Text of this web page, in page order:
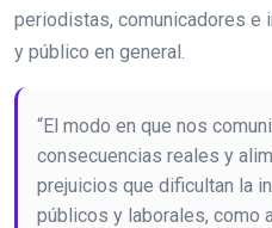
periodistas, comunicadores e
y público en general.
“El modo en que nos
consecuencias reales y
prejuicios que dificultan la
públicos y laborales, como